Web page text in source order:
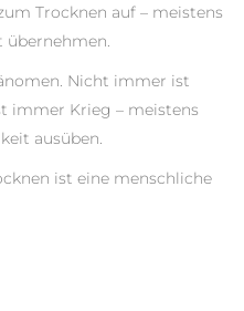
Trocknen auf – meistens
übernehmen.
Nicht immer ist
immer Krieg – meistens
ausüben.
ist eine menschliche